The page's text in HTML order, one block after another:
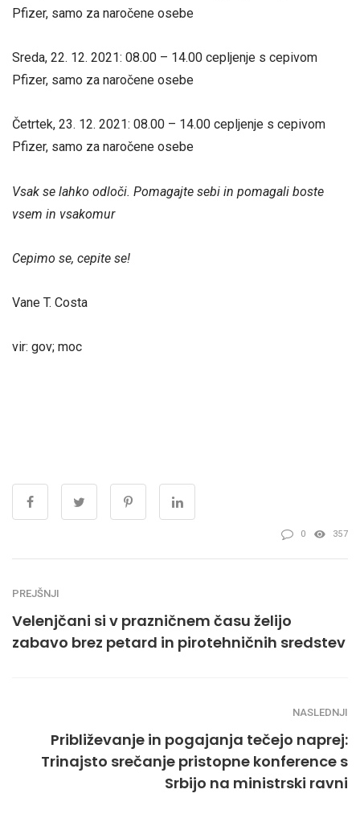
Pfizer, samo za naročene osebe
Sreda, 22. 12. 2021: 08.00 – 14.00 cepljenje s cepivom
Pfizer, samo za naročene osebe
Četrtek, 23. 12. 2021: 08.00 – 14.00 cepljenje s cepivom
Pfizer, samo za naročene osebe
Vsak se lahko odloči. Pomagajte sebi in pomagali boste
vsem in vsakomur
Cepimo se, cepite se!
Vane T. Costa
vir: gov; moc
0 357
PREJŠNJI
Velenjčani si v prazničnem času želijo
zabavo brez petard in pirotehničnih sredstev
NASLEDNJI
Približevanje in pogajanja tečejo naprej:
Trinajsto srečanje pristopne konference s
Srbijo na ministrski ravni